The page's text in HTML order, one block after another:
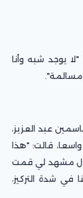
يوجد شبه وأنا
عبد العزيز،
واسعا، قالت: "هذا
مشهد لي قمت
شدة التركيز،